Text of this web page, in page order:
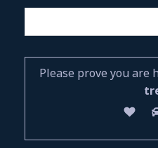
Please prove you are